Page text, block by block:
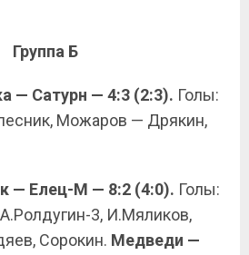
Группа Б
— Сатурн — 4:3 (2:3). Голы:
Можаров — Дрякин,
— Елец-М — 8:2 (4:0). Голы:
3, И.Мяликов,
Сорокин. Медведи —